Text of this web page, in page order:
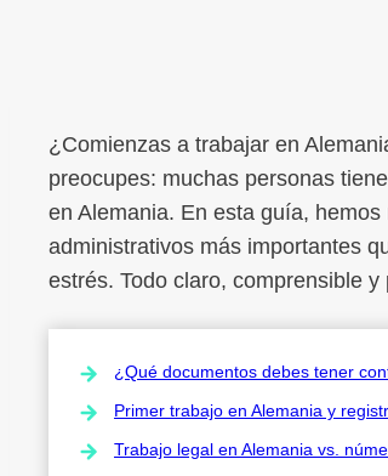
¿Comienzas a trabajar en
preocupes: muchas personas
en Alemania. En esta guía,
administrativos más importantes
estrés. Todo claro, comprensible y
¿Qué documentos debes tener
Primer trabajo en Alemania y
Trabajo legal en Alemania vs.